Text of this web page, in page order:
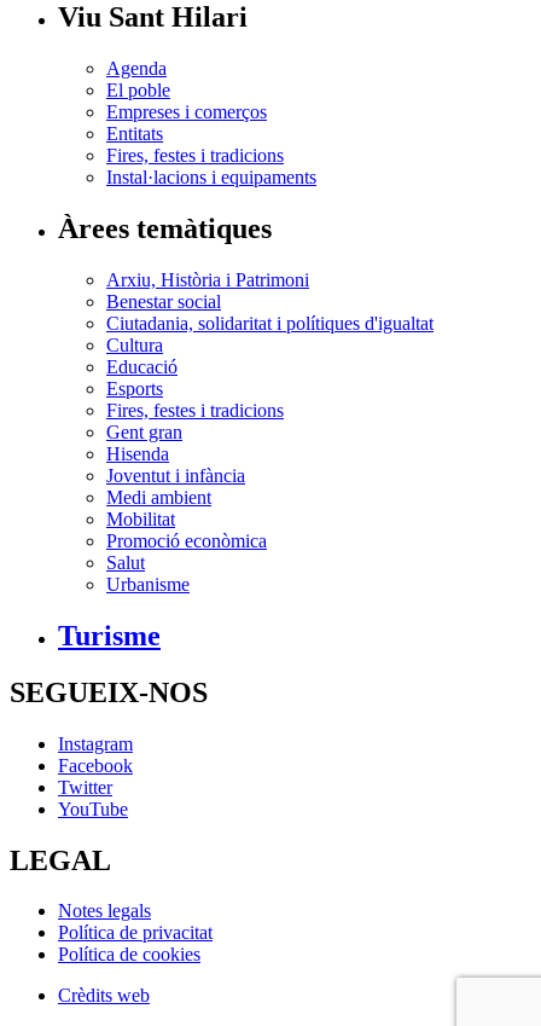
Viu Sant Hilari
Agenda
El poble
Empreses i comerços
Entitats
Fires, festes i tradicions
Instal·lacions i equipaments
Àrees temàtiques
Arxiu, Història i Patrimoni
Benestar social
Ciutadania, solidaritat i polítiques d'igualtat
Cultura
Educació
Esports
Fires, festes i tradicions
Gent gran
Hisenda
Joventut i infància
Medi ambient
Mobilitat
Promoció econòmica
Salut
Urbanisme
Turisme
SEGUEIX-NOS
Instagram
Facebook
Twitter
YouTube
LEGAL
Notes legals
Política de privacitat
Política de cookies
Crèdits web